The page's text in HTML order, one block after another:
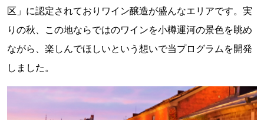
区」に認定されておりワイン醸造が盛んなエリアです。実
りの秋、この地ならではのワインを小樽運河の景色を眺め
ながら、楽しんでほしいという想いで当プログラムを開発
しました。